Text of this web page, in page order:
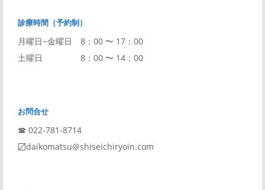
診療時間（予約制）
月曜日−金曜日 8：00 〜 17：00
土曜日 8：00 〜 14：00
お問合せ
☎︎ 022-781-8714
〼daikomatsu@shiseichiryoin.com